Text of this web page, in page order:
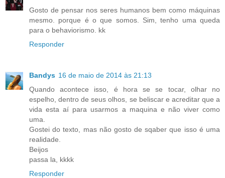
Gosto de pensar nos seres humanos bem como máquinas
mesmo. porque é o que somos. Sim, tenho uma queda
para o behaviorismo. kk
Responder
Bandys 16 de maio de 2014 às 21:13
Quando acontece isso, é hora se se tocar, olhar no
espelho, dentro de seus olhos, se beliscar e acreditar que a
vida esta aí para usarmos a maquina e não viver como
uma.
Gostei do texto, mas não gosto de sqaber que isso é uma
realidade.
Beijos
passa la, kkkk
Responder